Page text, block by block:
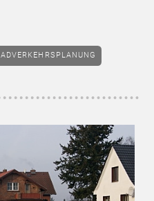
RADVERKEHRSPLANUNG